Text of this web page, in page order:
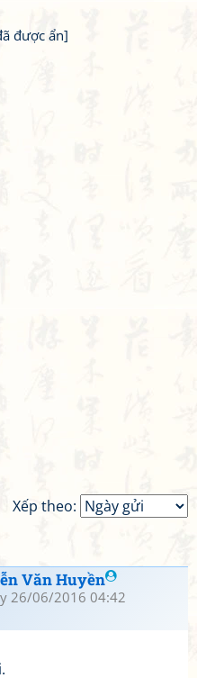
được ẩn]
Xếp theo:
Văn Huyền
26/06/2016 04:42